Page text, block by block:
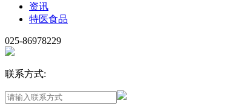
资讯
特医食品
025-86978229
联系方式: